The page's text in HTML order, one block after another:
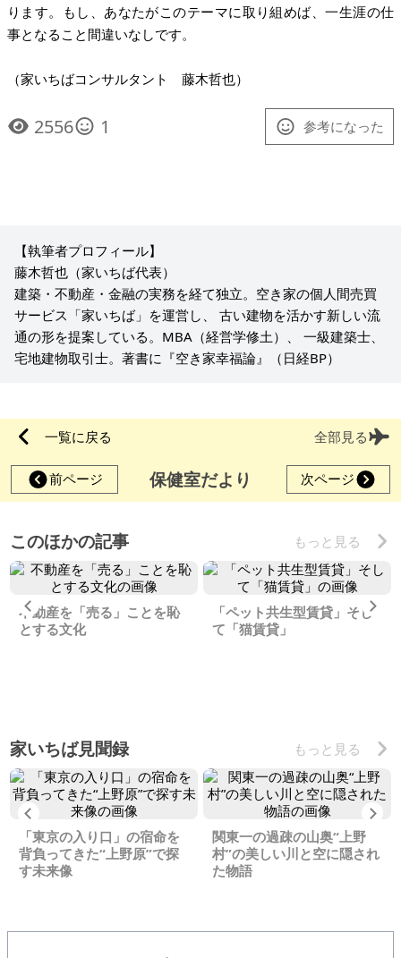
ります。もし、あなたがこのテーマに取り組めば、一生涯の仕
事となること間違いなしです。
（家いちばコンサルタント 藤木哲也）
2556 1 参考になった
【執筆者プロフィール】
藤木哲也（家いちば代表）
建築・不動産・金融の実務を経て独立。空き家の個人間売買
サービス「家いちば」を運営し、 古い建物を活かす新しい流
通の形を提案している。MBA（経営学修土）、 一級建築士、
宅地建物取引士。著書に『空き家幸福論』（日経BP）
一覧に戻る 全部見る
前ページ 保健室だより 次ページ
このほかの記事 もっと見る
Previous
不動産を「売る」ことを恥
とする文化
「ペット共生型賃貸」そし
て「猫賃貸」
家いちば見聞録 もっと見る
Previous
「東京の入り口」の宿命を
背負ってきた“上野原”で探
す未来像
関東一の過疎の山奥“上野
村”の美しい川と空に隠され
た物語